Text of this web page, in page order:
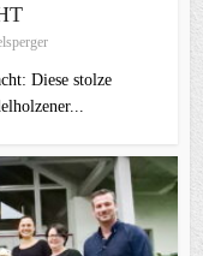
Diese stolze